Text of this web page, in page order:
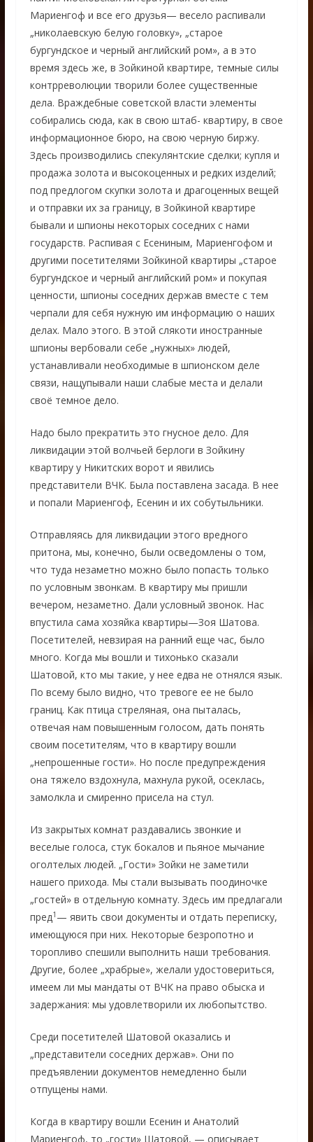
Мариенгоф и все его друзья— весело распивали
„николаевскую белую головку», „старое
бургундское и черный английский ром», а в это
время здесь же, в Зойкиной квартире, темные силы
контрреволюции творили более существенные
дела. Враждебные советской власти элементы
собирались сюда, как в свою штаб- квартиру, в свое
информационное бюро, на свою черную биржу.
Здесь производились спекулянтские сделки; купля и
продажа золота и высокоценных и редких изделий;
под предлогом скупки золота и драгоценных вещей
и отправки их за границу, в Зойкиной квартире
бывали и шпионы некоторых соседних с нами
государств. Распивая с Есениным, Мариенгофом и
другими посетителями Зойкиной квартиры „старое
бургундское и черный английский ром» и покупая
ценности, шпионы соседних держав вместе с тем
черпали для себя нужную им информацию о наших
делах. Мало этого. В этой слякоти иностранные
шпионы вербовали себе „нужных» людей,
устанавливали необходимые в шпионском деле
связи, нащупывали наши слабые места и делали
своё темное дело.
Надо было прекратить это гнусное дело. Для
ликвидации этой волчьей берлоги в Зойкину
квартиру у Никитских ворот и явились
представители ВЧК. Была поставлена засада. В нее
и попали Мариенгоф, Есенин и их собутыльники.
Отправляясь для ликвидации этого вредного
притона, мы, конечно, были осведомлены о том,
что туда незаметно можно было попасть только
по условным звонкам. В квартиру мы пришли
вечером, незаметно. Дали условный звонок. Нас
впустила сама хозяйка квартиры—Зоя Шатова.
Посетителей, невзирая на ранний еще час, было
много. Когда мы вошли и тихонько сказали
Шатовой, кто мы такие, у нее едва не отнялся язык.
По всему было видно, что тревоге ее не было
границ. Как птица стреляная, она пыталась,
отвечая нам повышенным голосом, дать понять
своим посетителям, что в квартиру вошли
„непрошенные гости». Но после предупреждения
она тяжело вздохнула, махнула рукой, осеклась,
замолкла и смиренно присела на стул.
Из закрытых комнат раздавались звонкие и
веселые голоса, стук бокалов и пьяное мычание
оголтелых людей. „Гости» Зойки не заметили
нашего прихода. Мы стали вызывать поодиночке
„гостей» в отдельную комнату. Здесь им предлагали
пред1 — явить свои документы и отдать переписку,
имеющуюся при них. Некоторые безропотно и
торопливо спешили выполнить наши требования.
Другие, более „храбрые», желали удостовериться,
имеем ли мы мандаты от ВЧК на право обыска и
задержания: мы удовлетворили их любопытство.
Среди посетителей Шатовой оказались и
„представители соседних держав». Они по
предъявлении документов немедленно были
отпущены нами.
Когда в квартиру вошли Есенин и Анатолий
Мариенгоф, то „гости» Шатовой, — описывает